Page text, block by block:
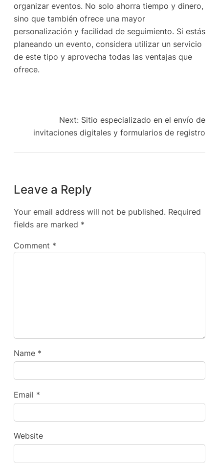
organizar eventos. No solo ahorra tiempo y dinero,
sino que también ofrece una mayor
personalización y facilidad de seguimiento. Si estás
planeando un evento, considera utilizar un servicio
de este tipo y aprovecha todas las ventajas que
ofrece.
Next: Sitio especializado en el envío de
invitaciones digitales y formularios de registro
Leave a Reply
Your email address will not be published. Required
fields are marked *
Comment *
Name *
Email *
Website